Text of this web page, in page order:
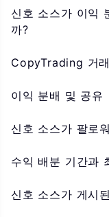
신호 소스가 이익
까?
CopyTrading 거
이익 분배 및 공유
신호 소스가 팔로
수익 배분 기간과
신호 소스가 게시